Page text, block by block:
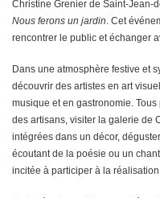
Christine Grenier de Saint-Jean-
Nous ferons un jardin. Cet
rencontrer le public et échanger
Dans une atmosphère festive et
découvrir des artistes en art
musique et en gastronomie.
des artisans, visiter la galerie de
intégrées dans un décor,
écoutant de la poésie ou un
incitée à participer à la